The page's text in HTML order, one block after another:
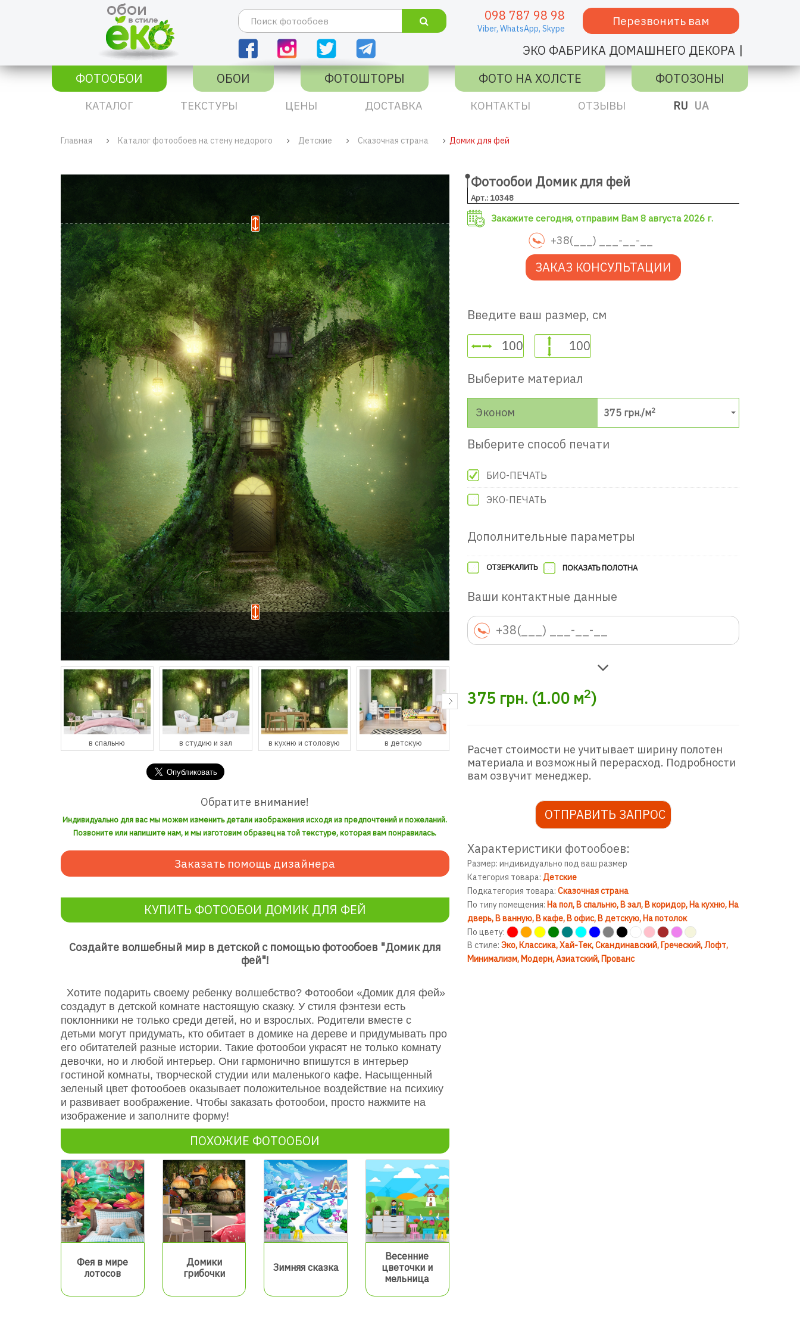
098 787 98 98
Viber, WhatsApp, Skype
Перезвонить вам
ЭКО ФАБРИКА ДОМАШНЕГО ДЕКОРА |
ФОТООБОИ
ОБОИ ФОТОШТОРЫ ФОТО НА ХОЛСТЕ ФОТОЗОНЫ
КАТАЛОГ ТЕКСТУРЫ ЦЕНЫ ДОСТАВКА КОНТАКТЫ ОТЗЫВЫ RU UA
Главная Каталог фотообоев на стену недорого Детские Сказочная страна Домик для фей
в студию и зал в кухню и столовую в детскую в гостевую
Обратите внимание!
Индивидуально для вас мы можем изменить детали изображения исходя из предпочтений и пожеланий.
Позвоните или напишите нам, и мы изготовим образец на той текстуре, которая вам понравилась.
Заказать помощь дизайнера
КУПИТЬ ФОТООБОИ ДОМИК ДЛЯ ФЕЙ
Создайте волшебный мир в детской с помощью фотообоев "Домик для
фей"!
Хотите подарить своему ребенку волшебство? Фотообои «Домик для фей»
создадут в детской комнате настоящую сказку. У стиля фэнтези есть
поклонники не только среди детей, но и взрослых. Родители вместе с
детьми могут придумать, кто обитает в домике на дереве и придумывать про
его обитателей разные истории. Такие фотообои украсят не только комнату
девочки, но и любой интерьер. Они гармонично впишутся в интерьер
гостиной комнаты, творческой студии или маленького кафе. Насыщенный
зеленый цвет фотообоев оказывает положительное воздействие на психику
и развивает воображение. Чтобы заказать фотообои, просто нажмите на
изображение и заполните форму!
ПОХОЖИЕ ФОТООБОИ
Фея в мире
лотосов
Домики
грибочки
Зимняя сказка
Весенние
цветочки и
мельница
Фотообои Домик для фей
Арт.: 10348
Закажите сегодня, отправим Вам 8 августа 2026 г.
ЗАКАЗ КОНСУЛЬТАЦИИ
Введите ваш размер, см
Выберите материал
Эконом 375 грн./м2
Выберите способ печати
БИО-ПЕЧАТЬ
ЭКО-ПЕЧАТЬ
Дополнительные параметры
ОТЗЕРКАЛИТЬ ПОКАЗАТЬ ПОЛОТНА
Ваши контактные данные
375 грн. (1.00м2)
Расчет стоимости не учитывает ширину полотен
материала и возможный перерасход. Подробности
вам озвучит менеджер.
ОТПРАВИТЬ ЗАПРОС
Характеристики фотообоев:
Размер: индивидуально под ваш размер
Категория товара: Детские
Подкатегория товара: Сказочная страна
По типу помещения: На пол В спальню В зал В коридор На кухню На
дверь В ванную В кафе В офис В детскую На потолок
По цвету:
В стиле: Эко Классика Хай-Тек Скандинавский Греческий Лофт
Минимализм Модерн Азиатский Прованс